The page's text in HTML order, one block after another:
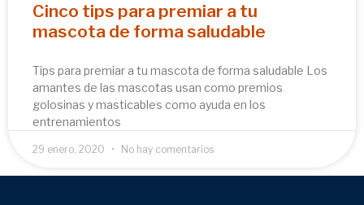
Cinco tips para premiar a tu
mascota de forma saludable
Tips para premiar a tu mascota de forma saludable Los
amantes de las mascotas usan como premios
golosinas y masticables como ayuda en los
entrenamientos
29 enero, 2020 No hay comentarios